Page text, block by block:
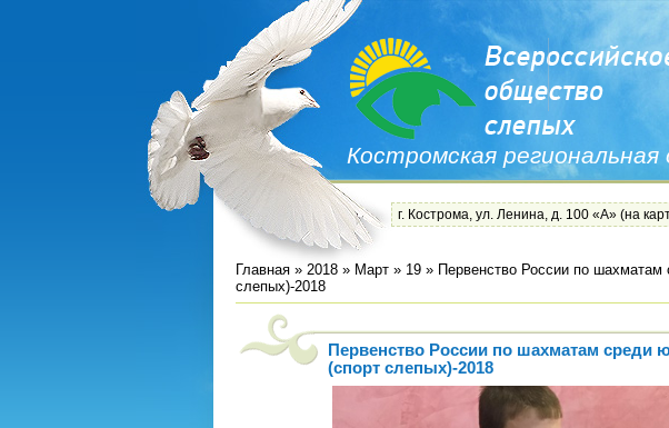
Костромская
г. Кострома, ул. Ленина, д. 100 «А» (на
Главная » 2018 » Март » 19 » Первенство России по
слепых)-2018
Первенство России по шахматам среди
(спорт слепых)-2018